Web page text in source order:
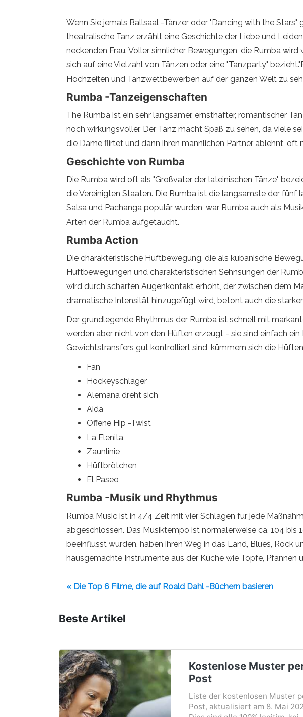
Wenn Sie jemals Ballsaal -Tänzer oder "Dancing with the
theatralische Tanz erzählt eine Geschichte der Liebe und
neckenden Frau. Voller sinnlicher Bewegungen, die Rumba
sich auf eine Vielzahl von Tänzen oder eine "Tanzparty"
Hochzeiten und Tanzwettbewerben auf der ganzen Welt zu
Rumba -Tanzeigenschaften
The Rumba ist ein sehr langsamer, ernsthafter, romantischer
noch wirkungsvoller. Der Tanz macht Spaß zu sehen, da viele
die Dame flirtet und dann ihren männlichen Partner ablehnt,
Geschichte von Rumba
Die Rumba wird oft als "Großvater der lateinischen Tänze"
die Vereinigten Staaten. Die Rumba ist die langsamste der
Salsa und Pachanga populär wurden, war Rumba auch als
Arten der Rumba aufgetaucht.
Rumba Action
Die charakteristische Hüftbewegung, die als kubanische
Hüftbewegungen und charakteristischen Sehnsungen der
wird durch scharfen Augenkontakt erhöht, der zwischen dem
dramatische Intensität hinzugefügt wird, betont auch die
Der grundlegende Rhythmus der Rumba ist schnell mit
werden aber nicht von den Hüften erzeugt - sie sind einfach
Gewichtstransfers gut kontrolliert sind, kümmern sich die
Fan
Hockeyschläger
Alemana dreht sich
Aida
Offene Hip -Twist
La Elenita
Zaunlinie
Hüftbrötchen
El Paseo
Rumba -Musik und Rhythmus
Rumba Music ist in 4/4 Zeit mit vier Schlägen für jede
abgeschlossen. Das Musiktempo ist normalerweise ca. 104
beeinflusst wurden, haben ihren Weg in das Land, Blues, Rock
hausgemachte Instrumente aus der Küche wie Töpfe, Pfannen
« Die Top 6 Filme, die auf Roald Dahl -Büchern basieren
Beste Artikel
Kostenlose Muster
Post
Liste der kostenlosen Muster
Post, aktualisiert am 8. Mai